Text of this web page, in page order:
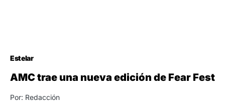
Estelar
AMC trae una nueva edición de Fear Fest
Por: Redacción